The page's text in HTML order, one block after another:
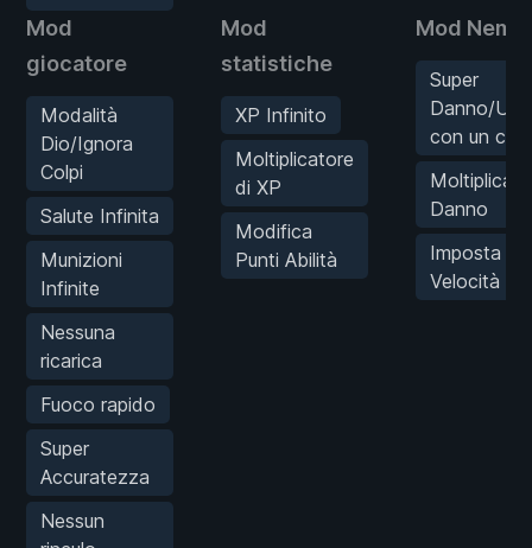
Mod
giocatore
Modalità
Dio/Ignora
Colpi
Salute Infinita
Munizioni
Infinite
Nessuna
ricarica
Fuoco rapido
Super
Accuratezza
Nessun
Mod
statistiche
XP Infinito
Moltiplicatore
di XP
Modifica
Punti Abilità
Mod
Super
Danno/
con un
Danno
Imposta
Velocità AI